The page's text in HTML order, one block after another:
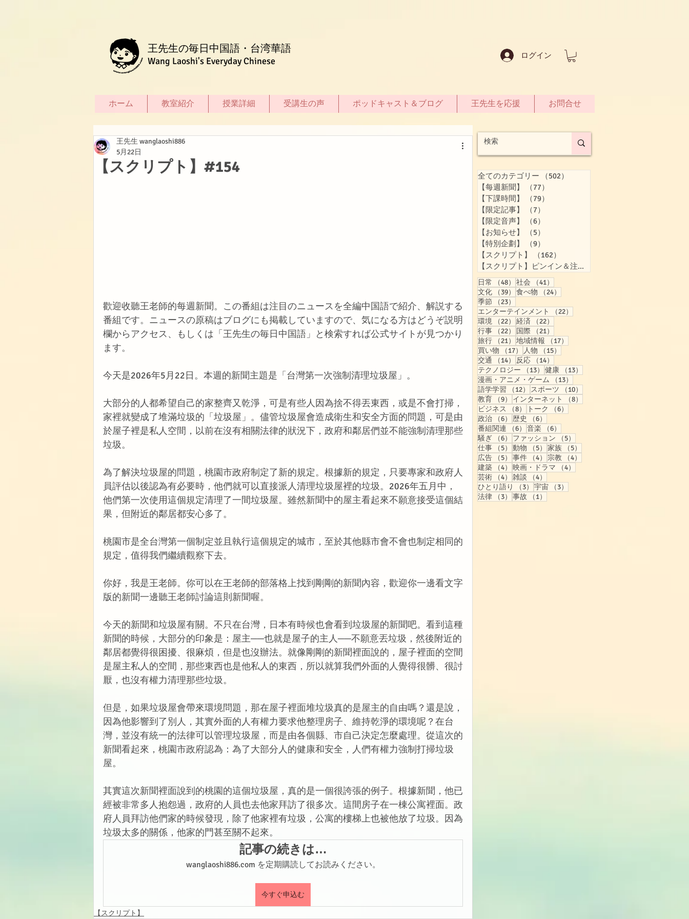
王先生の毎日中国語・台湾華語
Wang Laoshi's Everyday Chinese
ログイン
ホーム 教室紹介 授業詳細 受講生の声 ポッドキャスト＆ブログ 王先生を応援 お問合せ
【スクリプト】#154
王先生 wanglaoshi886
5月22日
歡迎收聽王老師的每週新聞。この番組は注目のニュースを全編中国語で紹介、解説する
番組です。ニュースの原稿はブログにも掲載していますので、気になる方はどうぞ説明
欄からアクセス、もしくは「王先生の毎日中国語」と検索すれば公式サイトが見つかり
ます。
今天是2026年5月22日。本週的新聞主題是「台灣第一次強制清理垃圾屋」。
大部分的人都希望自己的家整齊又乾淨，可是有些人因為捨不得丟東西，或是不會打掃，
家裡就變成了堆滿垃圾的「垃圾屋」。儘管垃圾屋會造成衛生和安全方面的問題，可是由
於屋子裡是私人空間，以前在沒有相關法律的狀況下，政府和鄰居們並不能強制清理那些
垃圾。
為了解決垃圾屋的問題，桃園市政府制定了新的規定。根據新的規定，只要專家和政府人
員評估以後認為有必要時，他們就可以直接派人清理垃圾屋裡的垃圾。2026年五月中，
他們第一次使用這個規定清理了一間垃圾屋。雖然新聞中的屋主看起來不願意接受這個結
果，但附近的鄰居都安心多了。
桃園市是全台灣第一個制定並且執行這個規定的城市，至於其他縣市會不會也制定相同的
規定，值得我們繼續觀察下去。
你好，我是王老師。你可以在王老師的部落格上找到剛剛的新聞內容，歡迎你一邊看文字
版的新聞一邊聽王老師討論這則新聞喔。
今天的新聞和垃圾屋有關。不只在台灣，日本有時候也會看到垃圾屋的新聞吧。看到這種
新聞的時候，大部分的印象是：屋主──也就是屋子的主人──不願意丟垃圾，然後附近的
鄰居都覺得很困擾、很麻煩，但是也沒辦法。就像剛剛的新聞裡面說的，屋子裡面的空間
是屋主私人的空間，那些東西也是他私人的東西，所以就算我們外面的人覺得很髒、很討
厭，也沒有權力清理那些垃圾。
但是，如果垃圾屋會帶來環境問題，那在屋子裡面堆垃圾真的是屋主的自由嗎？還是說，
因為他影響到了別人，其實外面的人有權力要求他整理房子、維持乾淨的環境呢？在台
灣，並沒有統一的法律可以管理垃圾屋，而是由各個縣、市自己決定怎麼處理。從這次的
新聞看起來，桃園市政府認為：為了大部分人的健康和安全，人們有權力強制打掃垃圾
屋。
其實這次新聞裡面說到的桃園的這個垃圾屋，真的是一個很誇張的例子。根據新聞，他已
經被非常多人抱怨過，政府的人員也去他家拜訪了很多次。這間房子在一棟公寓裡面。政
府人員拜訪他們家的時候發現，除了他家裡有垃圾，公寓的樓梯上也被他放了垃圾。因為
垃圾太多的關係，他家的門甚至關不起來。
記事の続きは…
wanglaoshi886.com を定期購読してお読みください。
今すぐ申込む
【スクリプト】
全てのカテゴリー （502）
【每週新聞】
（77）
【下課時間】
（79）
【限定記事】
（7）
【限定音声】
（6）
【お知らせ】
（5）
【特別企劃】
（9）
【スクリプト】
（162）
【スクリプト】ピンイン＆注音付き
日常 （48） 48件の記事
社会 （41）
文化
（39） 39件の記事
食べ物 （24）
季節
（23）
エンターテインメント
（22）
環境
（22） 22件の記事
経済 （22）
行事
（22） 22件の記事
国際 （21）
旅行
（21） 21件の記事
地域情報 （17）
買い物
（17） 17件の記事
人物 （15）
交通
（14） 14件の記事
反応 （14）
テクノロジー
（13） 13件の記事
健康 （13）
漫画・アニメ・ゲーム
（13）
語学学習
（12） 12件の記事
スポーツ （10）
教育
（9） 9件の記事
インターネット （8）
ビジネス
（8） 8件の記事
トーク （6）
政治
（6） 6件の記事
歴史 （6）
番組関連
（6） 6件の記事
音楽 （6）
騒ぎ
（6） 6件の記事
ファッション （5）
仕事
（5） 5件の記事
動物 （5） 5件の記事
家族 （5）
広告
（5） 5件の記事
事件 （4） 4件の記事
宗教 （4）
建築
（4） 4件の記事
映画・ドラマ （4）
芸術
（4） 4件の記事
雑談 （4）
ひとり語り
（3） 3件の記事
宇宙 （3）
法律
（3） 3件の記事
事故 （1）